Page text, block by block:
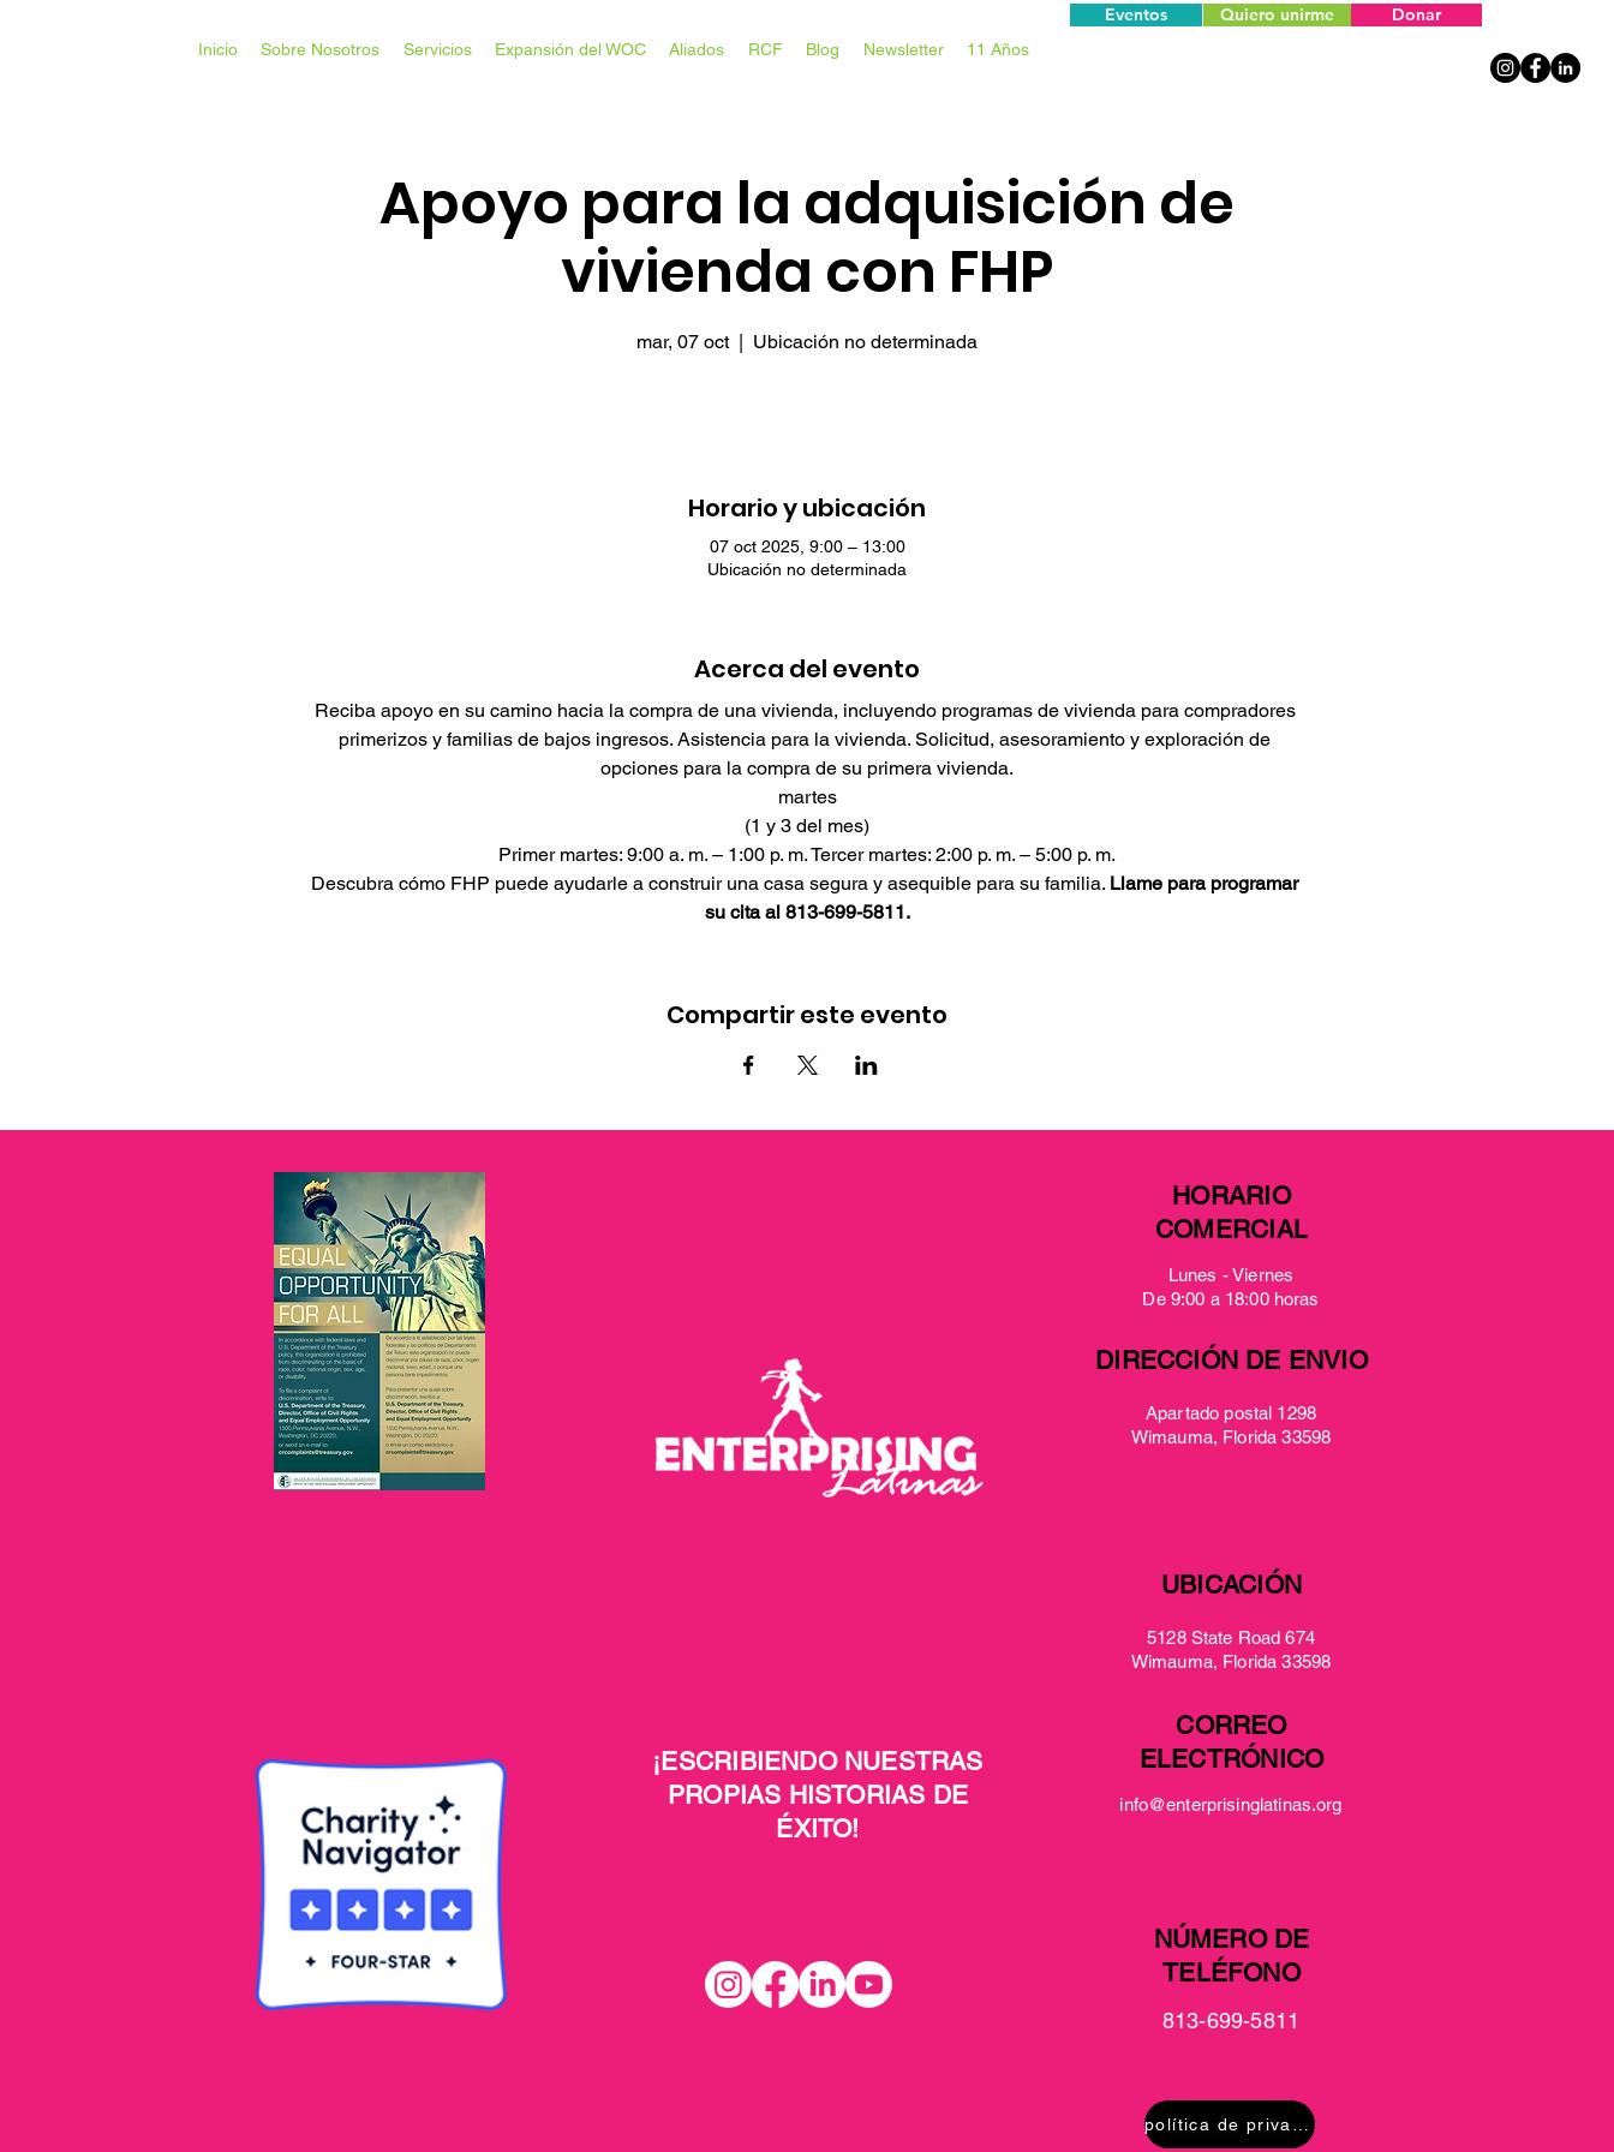
Inicio Sobre Nosotros Servicios Expansión del WOC Aliados RCF Blog Newsletter 11 Años
Eventos Donar
Quiero unirme
Apoyo para la adquisición de
vivienda con FHP
mar, 07 oct
  |
Ubicación no determinada
Horario y ubicación
07 oct 2025, 9:00 – 13:00
Ubicación no determinada
Acerca del evento
Reciba apoyo en su camino hacia la compra de una vivienda, incluyendo programas de vivienda para compradores
primerizos y familias de bajos ingresos. Asistencia para la vivienda. Solicitud, asesoramiento y exploración de
opciones para la compra de su primera vivienda.
martes
(1 y 3 del mes)
Primer martes: 9:00 a. m. – 1:00 p. m. Tercer martes: 2:00 p. m. – 5:00 p. m.
Descubra cómo FHP puede ayudarle a construir una casa segura y asequible para su familia. Llame para programar
su cita al 813-699-5811.
Compartir este evento
HORARIO
COMERCIAL
Lunes - Viernes
De 9:00 a 18:00 horas
DIRECCIÓN DE ENVIO
Apartado postal 1298
Wimauma, Florida 33598
UBICACIÓN
5128 State Road 674
Wimauma, Florida 33598
¡ESCRIBIENDO NUESTRAS
PROPIAS HISTORIAS DE
ÉXITO!
CORREO
ELECTRÓNICO
info@enterprisinglatinas.org
NÚMERO DE
TELÉFONO
813-699-5811